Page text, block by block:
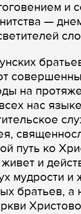
и
—
на
нас
путь ко
и
мудрости
братьев,